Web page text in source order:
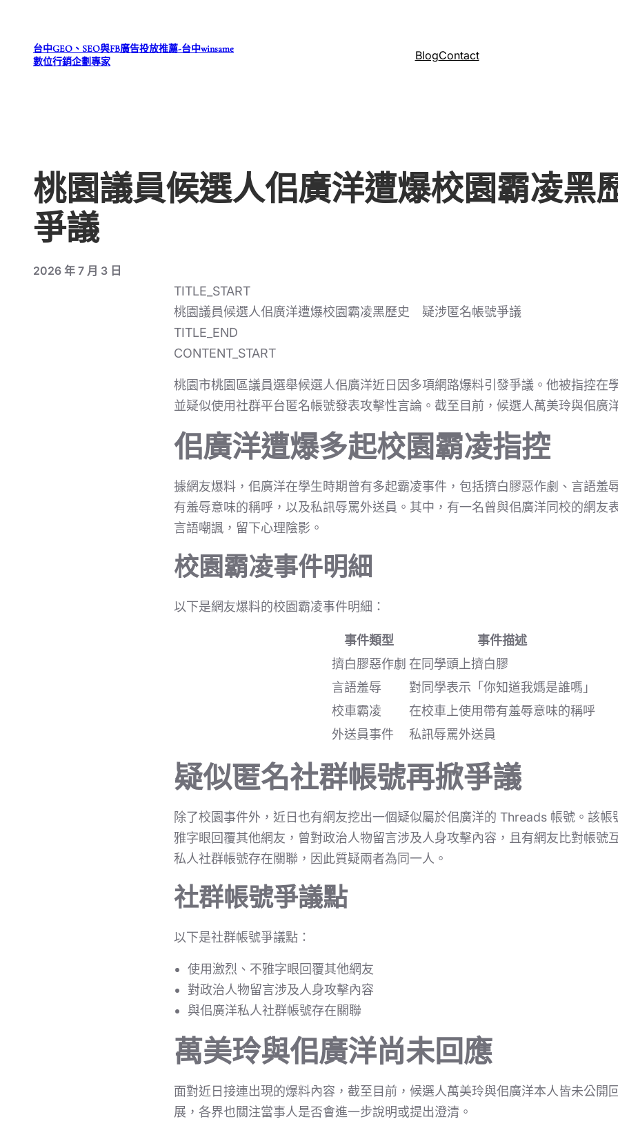
台中GEO、SEO與FB廣告投放推薦-台中winsame
數位行銷企劃專家
BlogContact
桃園議員候選人佀廣洋遭爆校園霸凌
爭議
2026 年 7 月 3 日
TITLE_START
桃園議員候選人佀廣洋遭爆校園霸凌黑歷史 疑涉匿名帳號爭議
TITLE_END
CONTENT_START
桃園市桃園區議員選舉候選人佀廣洋近日因多項網路爆料引發爭議。他被指控在
並疑似使用社群平台匿名帳號發表攻擊性言論。截至目前，候選人萬美玲與佀廣
佀廣洋遭爆多起校園霸凌指控
據網友爆料，佀廣洋在學生時期曾有多起霸凌事件，包括擠白膠惡作劇、言語羞
有羞辱意味的稱呼，以及私訊辱罵外送員。其中，有一名曾與佀廣洋同校的網友
言語嘲諷，留下心理陰影。
校園霸凌事件明細
以下是網友爆料的校園霸凌事件明細：
事件類型
事件描述
擠白膠惡作劇 在同學頭上擠白膠
言語羞辱
對同學表示「你知道我媽是誰嗎」
校車霸凌
在校車上使用帶有羞辱意味的稱呼
外送員事件
私訊辱罵外送員
疑似匿名社群帳號再掀爭議
除了校園事件外，近日也有網友挖出一個疑似屬於佀廣洋的 Threads 帳號。該帳
雅字眼回覆其他網友，曾對政治人物留言涉及人身攻擊內容，且有網友比對帳號
私人社群帳號存在關聯，因此質疑兩者為同一人。
社群帳號爭議點
以下是社群帳號爭議點：
使用激烈、不雅字眼回覆其他網友
對政治人物留言涉及人身攻擊內容
與佀廣洋私人社群帳號存在關聯
萬美玲與佀廣洋尚未回應
面對近日接連出現的爆料內容，截至目前，候選人萬美玲與佀廣洋本人皆未公開
展，各界也關注當事人是否會進一步說明或提出澄清。